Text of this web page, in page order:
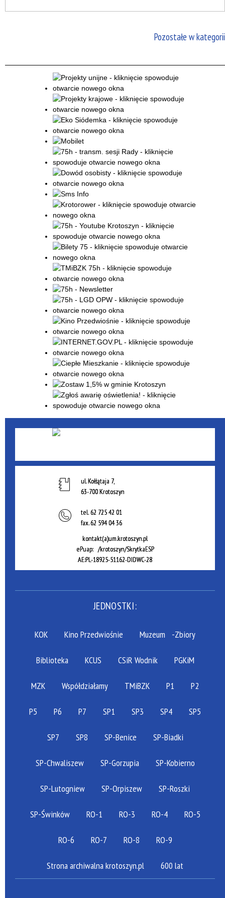
Pozostałe w kategorii
ul. Kołłątaja 7,
63-700 Krotoszyn
tel.62 725 42 01
fax.62 594 04 36
kontakt(a)um.krotoszyn.pl
ePuap: /krotoszyn/SkrytkaESP
AE:PL-18925-51162-DIDWC-28
JEDNOSTKI:
KOK Kino Przedwiośnie Muzeum -Zbiory
Biblioteka KCUS CSiR Wodnik PGKiM
MZK Współdziałamy TMiBZK P1 P2
P5 P6 P7 SP1 SP3 SP4 SP5
SP7 SP8 SP-Benice SP-Biadki
SP-Chwaliszew SP-Gorzupia SP-Kobierno
SP-Lutogniew SP-Orpiszew SP-Roszki
SP-Świnków RO-1 RO-3 RO-4 RO-5
RO-6 RO-7 RO-8 RO-9
Strona archiwalna krotoszyn.pl 600 lat